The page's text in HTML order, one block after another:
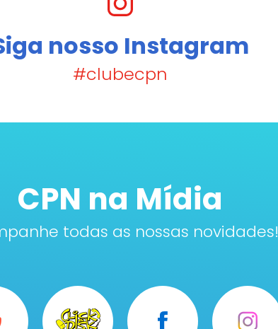
nosso Instagram
#clubecpn
CPN na Mídia
todas as nossas novidades!